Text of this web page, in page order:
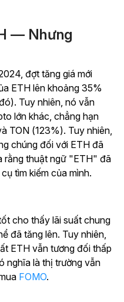
— Nhưng
đợt tăng giá mới
ETH lên khoảng 35%
Tuy nhiên, nó vẫn
lớn khác, chẳng hạn
TON (123%). Tuy nhiên,
chúng đối với ETH đã
rằng thuật ngữ "ETH" đã
tìm kiếm của mình.
cho thấy lãi suất chung
đã tăng lên. Tuy nhiên,
ETH vẫn tương đối thấp
nghĩa là thị trường vẫn
FOMO.